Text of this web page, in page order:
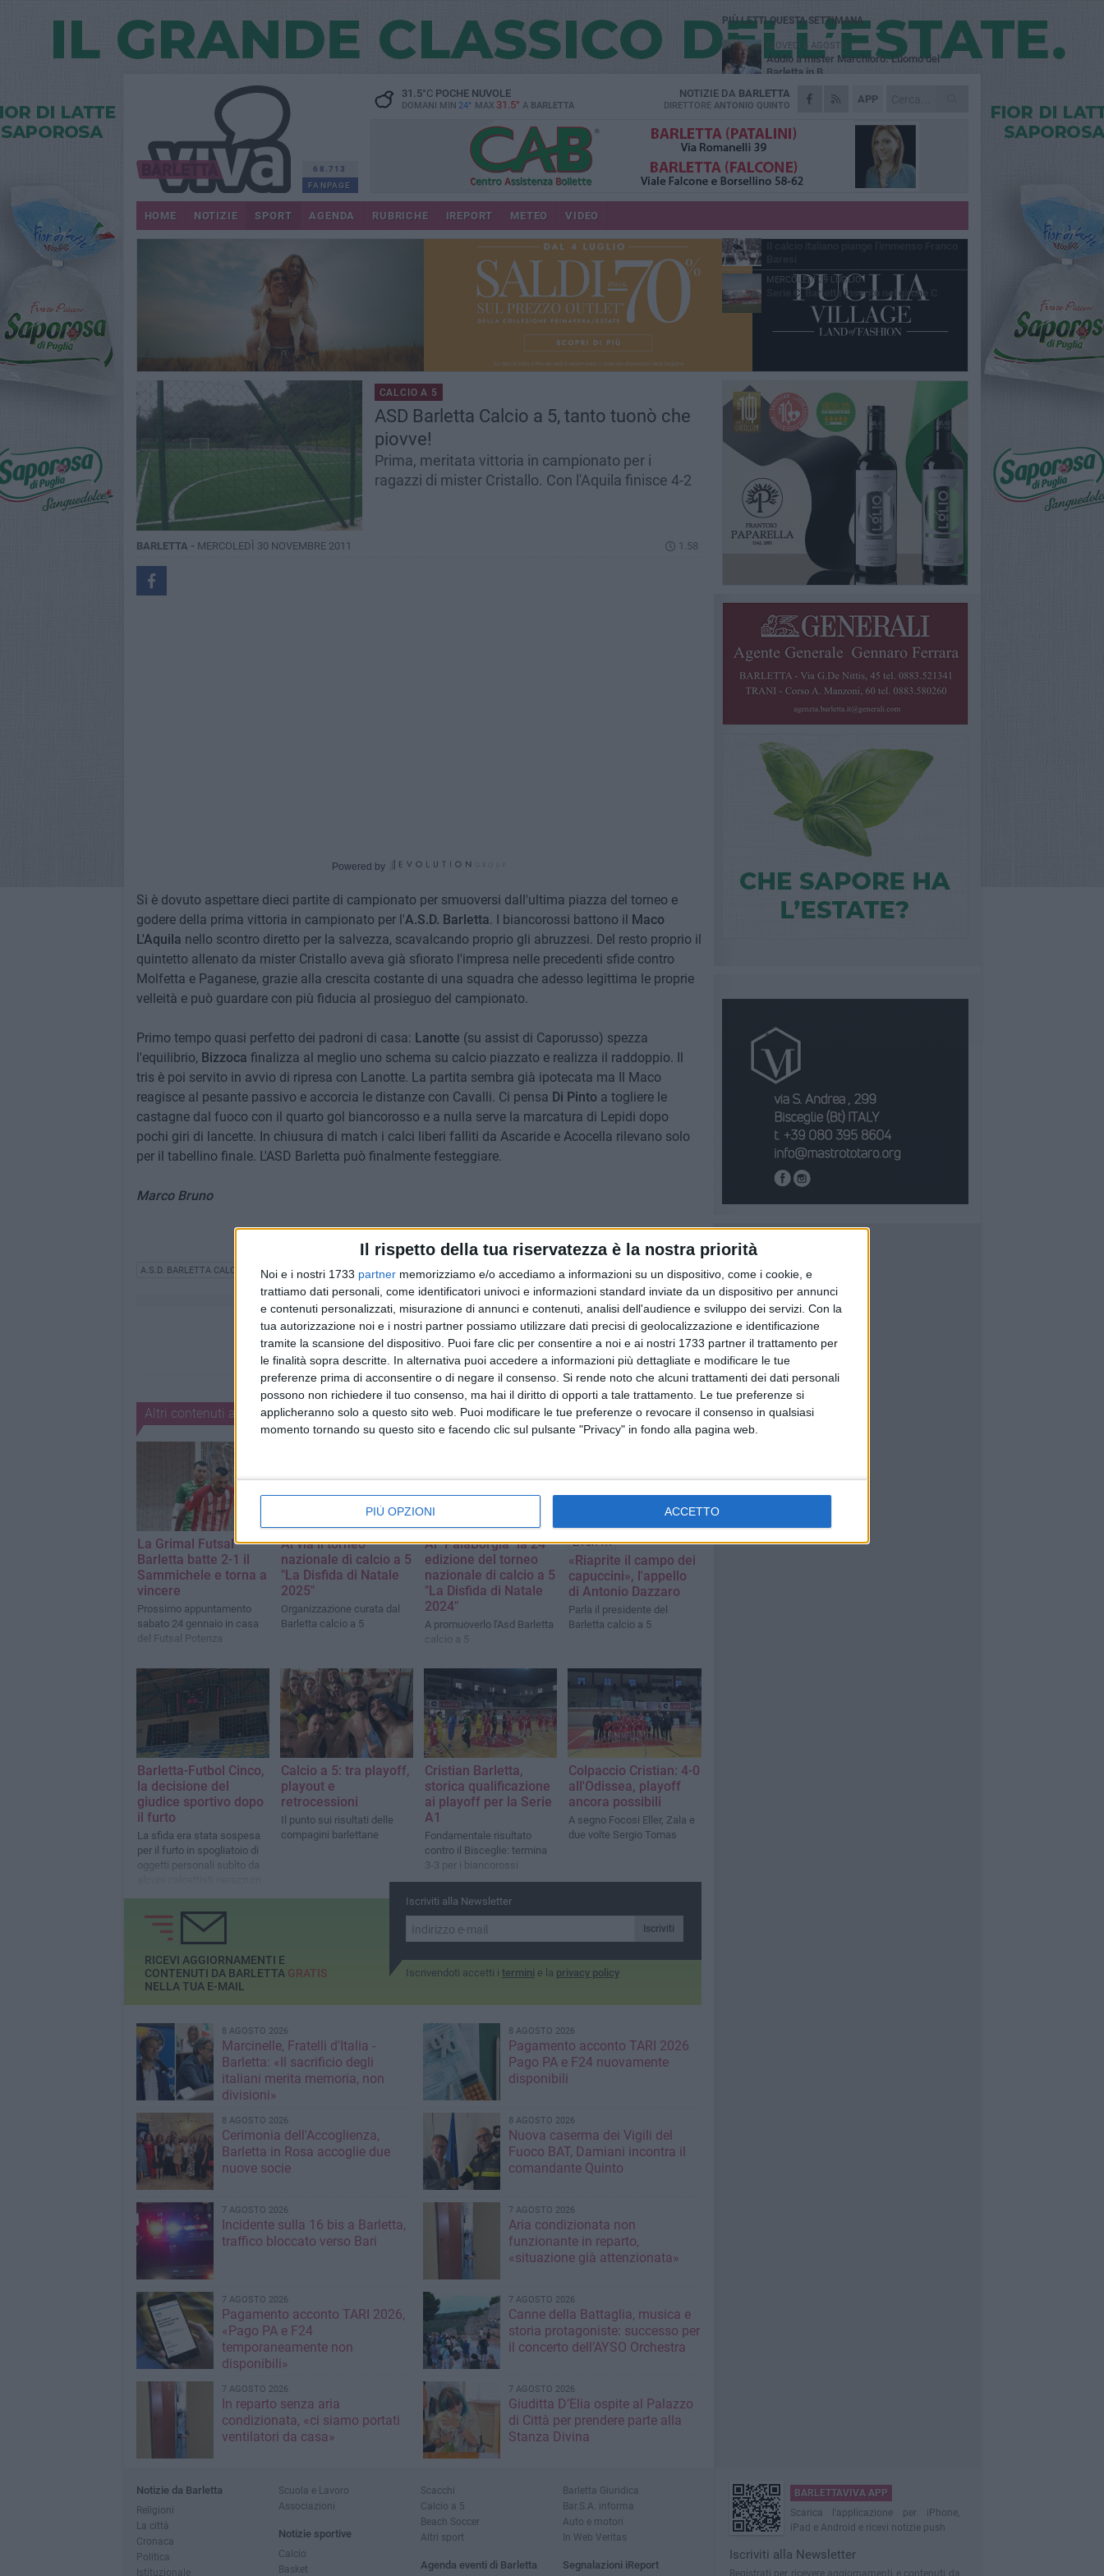
Il rispetto della tua riservatezza è la nostra priorità
Noi e i nostri 1733 partner memorizziamo e/o accediamo a informazioni su un dispositivo, come i cookie, e
trattiamo dati personali, come identificatori univoci e informazioni standard inviate da un dispositivo per annunci
e contenuti personalizzati, misurazione di annunci e contenuti, analisi dell'audience e sviluppo dei servizi. Con la
tua autorizzazione noi e i nostri partner possiamo utilizzare dati precisi di geolocalizzazione e identificazione
tramite la scansione del dispositivo. Puoi fare clic per consentire a noi e ai nostri 1733 partner il trattamento per
le finalità sopra descritte. In alternativa puoi accedere a informazioni più dettagliate e modificare le tue
preferenze prima di acconsentire o di negare il consenso. Si rende noto che alcuni trattamenti dei dati personali
possono non richiedere il tuo consenso, ma hai il diritto di opporti a tale trattamento. Le tue preferenze si
applicheranno solo a questo sito web. Puoi modificare le tue preferenze o revocare il consenso in qualsiasi
momento tornando su questo sito e facendo clic sul pulsante "Privacy" in fondo alla pagina web.
PIÙ OPZIONI ACCETTO
68.713
FANPAGE
31.5°CPOCHE NUVOLE
DOMANI MIN 24° MAX 31.5° A BARLETTA
APP
NOTIZIE DA BARLETTA
DIRETTORE ANTONIO QUINTO
HOME NOTIZIE SPORT AGENDA RUBRICHE IREPORT METEO VIDEO
CALCIO A 5
ASD Barletta Calcio a 5, tanto tuonò che
piovve!
Prima, meritata vittoria in campionato per i
ragazzi di mister Cristallo. Con l'Aquila finisce 4-2
BARLETTA - MERCOLEDÌ 30 NOVEMBRE 2011 1.58
Powered by
Si è dovuto aspettare dieci partite di campionato per smuoversi dall'ultima piazza del torneo e
godere della prima vittoria in campionato per l'A.S.D. Barletta. I biancorossi battono il
Maco
L'Aquila nello scontro diretto per la salvezza, scavalcando proprio gli abruzzesi. Del resto proprio il
quintetto allenato da mister Cristallo aveva già sfiorato l'impresa nelle precedenti sfide contro
Molfetta e Paganese, grazie alla crescita costante di una squadra che adesso legittima le proprie
velleità e può guardare con più fiducia al prosieguo del campionato.
Primo tempo quasi perfetto dei padroni di casa: Lanotte (su assist di Caporusso) spezza
l'equilibrio, Bizzoca finalizza al meglio uno schema su calcio piazzato e realizza il raddoppio. Il
tris è poi servito in avvio di ripresa con Lanotte. La partita sembra già ipotecata ma Il Maco
reagisce al pesante passivo e accorcia le distanze con Cavalli. Ci pensa Di Pintoa togliere le
castagne dal fuoco con il quarto gol biancorosso e a nulla serve la marcatura di Lepidi dopo
pochi giri di lancette. In chiusura di match i calci liberi falliti da Ascaride e Acocella rilevano solo
per il tabellino finale. L'ASD Barletta può finalmente festeggiare.
Marco Bruno
A.S.D. BARLETTA CALCIO A 5 CAMPIONATO
Altri contenuti a tema
La Grimal Futsal
Barletta batte 2-1 il
Sammichele e torna a
vincere
Prossimo appuntamento
sabato 24 gennaio in casa
del Futsal Potenza
Al via il torneo
nazionale di calcio a 5
"La Disfida di Natale
2025"
Organizzazione curata dal
Barletta calcio a 5
Al "PalaBorgia" la 24^
edizione del torneo
nazionale di calcio a 5
"La Disfida di Natale
2024"
A promuoverlo l'Asd Barletta
calcio a 5
LA CITTÀ
«Riaprite il campo dei
capuccini», l'appello
di Antonio Dazzaro
Parla il presidente del
Barletta calcio a 5
Barletta-Futbol Cinco,
la decisione del
giudice sportivo dopo
il furto
La sfida era stata sospesa
per il furto in spogliatoio di
oggetti personali subìto da
Calcio a 5: tra playoff,
playout e
retrocessioni
Il punto sui risultati delle
compagini barlettane
Cristian Barletta,
storica qualificazione
ai playoff per la Serie
A1
Fondamentale risultato
contro il Bisceglie: termina
3-3 per i biancorossi
Colpaccio Cristian: 4-0
all'Odissea, playoff
ancora possibili
A segno Focosi Eller, Zala e
due volte Sergio Tomas
Iscriviti alla Newsletter
Iscriviti
Iscrivendoti accetti i termini e la privacy policy
RICEVI AGGIORNAMENTI E
CONTENUTI DA BARLETTA GRATIS
NELLA TUA E-MAIL
8 AGOSTO 2026
Marcinelle, Fratelli d'Italia -
Barletta: «Il sacrificio degli
italiani merita memoria, non
divisioni»
8 AGOSTO 2026
Pagamento acconto TARI 2026
Pago PA e F24 nuovamente
disponibili
8 AGOSTO 2026
Cerimonia dell'Accoglienza,
Barletta in Rosa accoglie due
nuove socie
8 AGOSTO 2026
Nuova caserma dei Vigili del
Fuoco BAT, Damiani incontra il
comandante Quinto
7 AGOSTO 2026
Incidente sulla 16 bis a Barletta,
traffico bloccato verso Bari
7 AGOSTO 2026
Aria condizionata non
funzionante in reparto,
«situazione già attenzionata»
7 AGOSTO 2026
Pagamento acconto TARI 2026,
«Pago PA e F24
temporaneamente non
disponibili»
7 AGOSTO 2026
Canne della Battaglia, musica e
storia protagoniste: successo per
il concerto dell’AYSO Orchestra
7 AGOSTO 2026
In reparto senza aria
condizionata, «ci siamo portati
ventilatori da casa»
7 AGOSTO 2026
Giuditta D’Elia ospite al Palazzo
di Città per prendere parte alla
Stanza Divina
PIÙ LETTI QUESTA SETTIMANA
GIOVEDÌ 6 AGOSTO
Addio a mister Marchioro. L'uomo del
Barletta in B
SABATO 1 AGOSTO
Poker di Da Silva, Barletta batte Soccer
VENERDÌ 31 LUGLIO
Serie C Sky Wifi: fissate date e orari delle
prime otto giornate di campionato.
VENERDÌ 31 LUGLIO
Barletta 1922: un avvio tostissimo e
VENERDÌ 31 LUGLIO
MERCOLEDÌ 29 LUGLIO
Serie C, Barletta inserito nel girone C
Notizie da Barletta
Religioni
La città
Cronaca
Politica
Istituzionale
Scuola e Lavoro
Associazioni
Notizie sportive
Calcio
Basket
Scacchi
Calcio a 5
Beach Soccer
Altri sport
Agenda eventi di Barletta
Barletta Giuridica
Bar.S.A. informa
Auto e motori
In Web Veritas
Segnalazioni iReport
BARLETTAVIVA APP
Scarica l'applicazione per iPhone,
iPad e Android e ricevi notizie push
Iscriviti alla Newsletter
Registrati per ricevere aggiornamenti e contenuti da